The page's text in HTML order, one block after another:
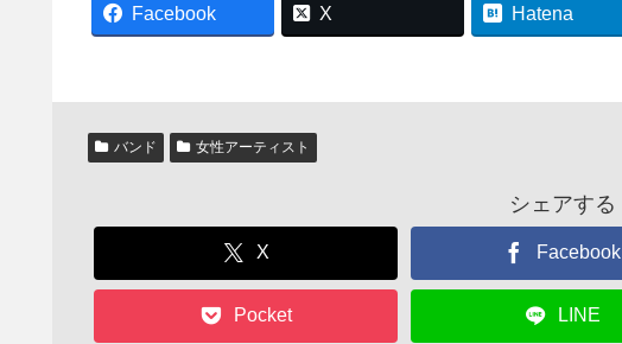
Facebook X Hatena
バンド 女性アーティスト
シェアする
X Facebook
Pocket LINE